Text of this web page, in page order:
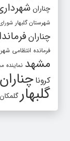
چناران
شهرستان گلبهار
چناران
فرمانده انتظامی
مشهد
کرونا چناران
گلبهارگلمکان